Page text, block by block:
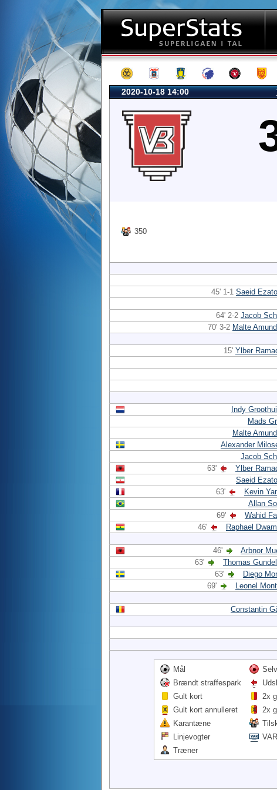
2020-10-18 14:00
350
45' 1-1 Saeid
64' 2-2 Jacob
70' 3-2 Malte
15' Ylber
Indy
Mads
Malte
Alexander
Jacob
63'
Ylber
Saeid
63'
Kevin
Allan
69'
Wahid
46'
Raphael
46' Arbnor
63'
Thomas
63'
Diego
69'
Leonel
Constantin
Mål
Brændt straffespark
Gult kort
2x
Gult kort annulleret
2x
Karantæne
Linjevogter
Træner